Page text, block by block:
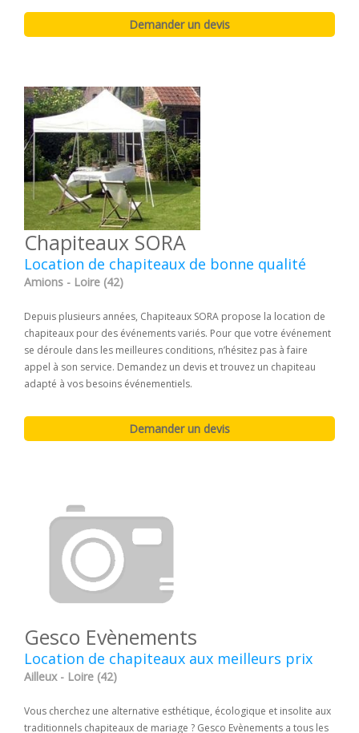
Chapiteaux SORA
Location de chapiteaux de bonne qualité
Amions - Loire (42)
Depuis plusieurs années, Chapiteaux SORA propose la location de
chapiteaux pour des événements variés. Pour que votre événement
se déroule dans les meilleures conditions, n’hésitez pas à faire
appel à son service. Demandez un devis et trouvez un chapiteau
adapté à vos besoins événementiels.
Gesco Evènements
Location de chapiteaux aux meilleurs prix
Ailleux - Loire (42)
Vous cherchez une alternative esthétique, écologique et insolite aux
traditionnels chapiteaux de mariage ? Gesco Evènements a tous les